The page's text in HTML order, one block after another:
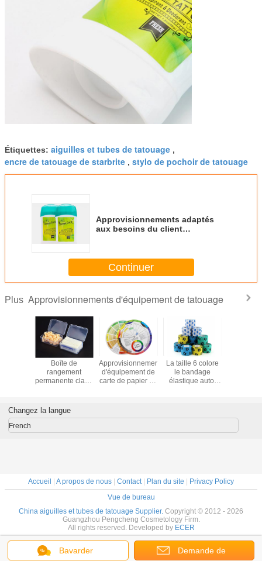
Étiquettes: aiguilles et tubes de tatouage ,
encre de tatouage de starbrite , stylo de pochoir de tatouage
Approvisionnements adaptés
aux besoins du client
tatouage
Continuer
Plus Approvisionnements d'équipement de tatouage
Boîte de
rangement
permanente claire
maquillage
Approvisionnements
d'équipement de
carte de papier de
La taille 6 colore
le bandage
élastique auto-
Bavarder Demande de
Changez la langue
French
Accueil A propos de nous Contact| Plan du site
Privacy Policy
Vue de bureau
China aiguilles et tubes de tatouage Supplier. Copyright © 2012 - 2026
Guangzhou Pengcheng Cosmetology Firm.
All rights reserved. Developed by ECER